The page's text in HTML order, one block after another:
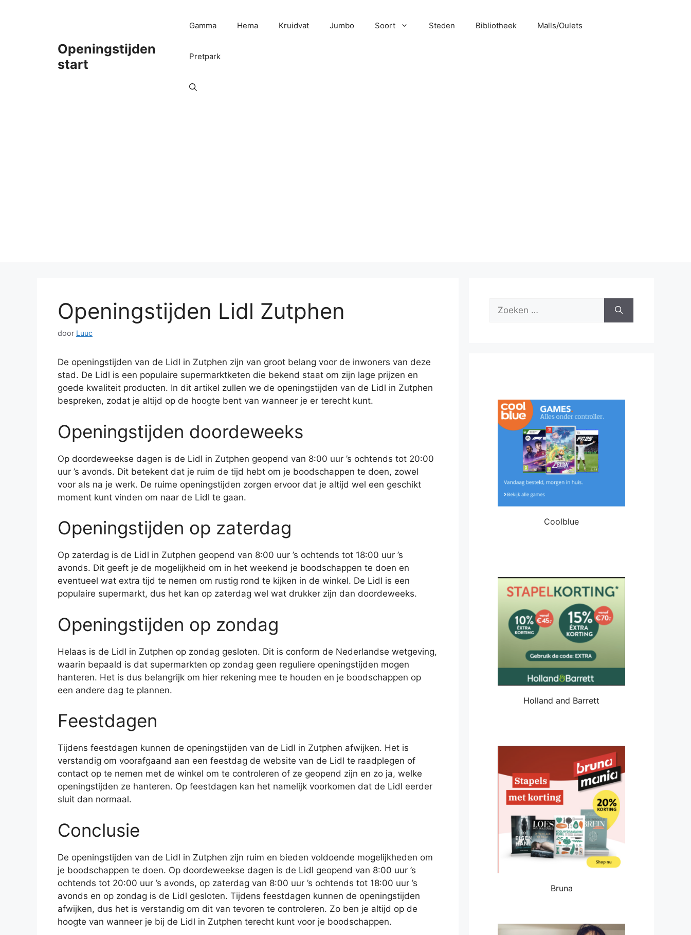
Openingstijden
start
Gamma Hema Kruidvat Jumbo Soort Steden Bibliotheek Malls/Oulets
Pretpark
Openingstijden Lidl Zutphen
door Luuc
De openingstijden van de Lidl in Zutphen zijn van groot belang voor de inwoners van deze
stad. De Lidl is een populaire supermarktketen die bekend staat om zijn lage prijzen en
goede kwaliteit producten. In dit artikel zullen we de openingstijden van de Lidl in Zutphen
bespreken, zodat je altijd op de hoogte bent van wanneer je er terecht kunt.
Openingstijden doordeweeks
Op doordeweekse dagen is de Lidl in Zutphen geopend van 8:00 uur ’s ochtends tot 20:00
uur ’s avonds. Dit betekent dat je ruim de tijd hebt om je boodschappen te doen, zowel
voor als na je werk. De ruime openingstijden zorgen ervoor dat je altijd wel een geschikt
moment kunt vinden om naar de Lidl te gaan.
Openingstijden op zaterdag
Op zaterdag is de Lidl in Zutphen geopend van 8:00 uur ’s ochtends tot 18:00 uur ’s
avonds. Dit geeft je de mogelijkheid om in het weekend je boodschappen te doen en
eventueel wat extra tijd te nemen om rustig rond te kijken in de winkel. De Lidl is een
populaire supermarkt, dus het kan op zaterdag wel wat drukker zijn dan doordeweeks.
Openingstijden op zondag
Helaas is de Lidl in Zutphen op zondag gesloten. Dit is conform de Nederlandse wetgeving,
waarin bepaald is dat supermarkten op zondag geen reguliere openingstijden mogen
hanteren. Het is dus belangrijk om hier rekening mee te houden en je boodschappen op
een andere dag te plannen.
Feestdagen
Tijdens feestdagen kunnen de openingstijden van de Lidl in Zutphen afwijken. Het is
verstandig om voorafgaand aan een feestdag de website van de Lidl te raadplegen of
contact op te nemen met de winkel om te controleren of ze geopend zijn en zo ja, welke
openingstijden ze hanteren. Op feestdagen kan het namelijk voorkomen dat de Lidl eerder
sluit dan normaal.
Conclusie
De openingstijden van de Lidl in Zutphen zijn ruim en bieden voldoende mogelijkheden om
je boodschappen te doen. Op doordeweekse dagen is de Lidl geopend van 8:00 uur ’s
ochtends tot 20:00 uur ’s avonds, op zaterdag van 8:00 uur ’s ochtends tot 18:00 uur ’s
avonds en op zondag is de Lidl gesloten. Tijdens feestdagen kunnen de openingstijden
afwijken, dus het is verstandig om dit van tevoren te controleren. Zo ben je altijd op de
hoogte van wanneer je bij de Lidl in Zutphen terecht kunt voor je boodschappen.
Zoek
Coolblue
Holland and Barrett
Bruna